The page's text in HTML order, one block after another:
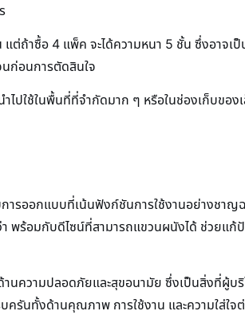
ต่ถ้าซื้อ 4 แพ็ค จะได้ความหนา 5 ชั้น ซึ่งอาจเ
นก่อนการตัดสินใจ
ปใช้ในพื้นที่ที่จำกัดมาก ๆ หรือในช่องเก็บของ
รออกแบบที่เน้นฟังก์ชันการใช้งานอย่างชาญ
พร้อมกับดีไซน์ที่สามารถแขวนผนังได้ ช่วยแก้
นความปลอดภัยและสุขอนามัย ซึ่งเป็นสิ่งที่ผู้บ
รันทั้งด้านคุณภาพ การใช้งาน และความใส่ใจ